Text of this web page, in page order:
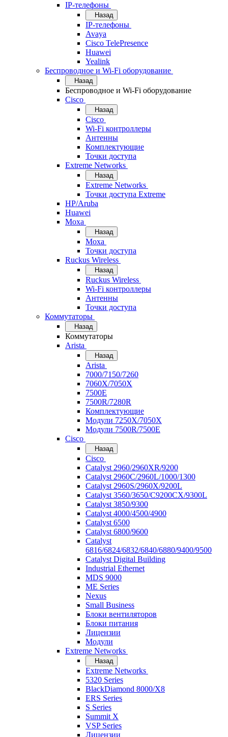
IP-телефоны
Назад
IP-телефоны
Avaya
Cisco TelePresence
Huawei
Yealink
Беспроводное и Wi-Fi оборудование
Назад
Беспроводное и Wi-Fi оборудование
Cisco
Назад
Cisco
Wi-Fi контроллеры
Антенны
Комплектующие
Точки доступа
Extreme Networks
Назад
Extreme Networks
Точки доступа Extreme
HP/Aruba
Huawei
Moxa
Назад
Moxa
Точки доступа
Ruckus Wireless
Назад
Ruckus Wireless
Wi-Fi контроллеры
Антенны
Точки доступа
Коммутаторы
Назад
Коммутаторы
Arista
Назад
Arista
7000/7150/7260
7060X/7050X
7500E
7500R/7280R
Комплектующие
Модули 7250X/7050X
Модули 7500R/7500E
Cisco
Назад
Cisco
Catalyst 2960/2960XR/9200
Catalyst 2960C/2960L/1000/1300
Catalyst 2960S/2960X/9200L
Catalyst 3560/3650/C9200CX/9300L
Catalyst 3850/9300
Catalyst 4000/4500/4900
Catalyst 6500
Catalyst 6800/9600
Catalyst
6816/6824/6832/6840/6880/9400/9500
Catalyst Digital Building
Industrial Ethernet
MDS 9000
ME Series
Nexus
Small Business
Блоки вентиляторов
Блоки питания
Лицензии
Модули
Extreme Networks
Назад
Extreme Networks
5320 Series
BlackDiamond 8000/X8
ERS Series
S Series
Summit X
VSP Series
Лицензии